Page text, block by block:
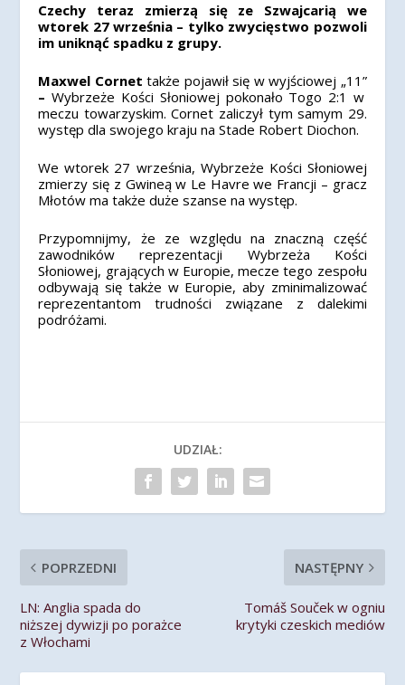
Czechy teraz zmierzą się ze Szwajcarią we
wtorek 27 września – tylko zwycięstwo pozwoli
im uniknąć spadku z grupy.
Maxwel Cornettakże pojawił się w wyjściowej „11”
– Wybrzeże Kości Słoniowej pokonało Togo 2:1 w
meczu towarzyskim. Cornet zaliczył tym samym 29.
występ dla swojego kraju na Stade Robert Diochon.
We wtorek 27 września, Wybrzeże Kości Słoniowej
zmierzy się z Gwineą w Le Havre we Francji – gracz
Młotów ma także duże szanse na występ.
Przypomnijmy, że ze względu na znaczną część
zawodników reprezentacji Wybrzeża Kości
Słoniowej, grających w Europie, mecze tego zespołu
odbywają się także w Europie, aby zminimalizować
reprezentantom trudności związane z dalekimi
podróżami.
UDZIAŁ:
POPRZEDNI
LN: Anglia spada do
niższej dywizji po porażce
z Włochami
NASTĘPNY
Tomáš Souček w ogniu
krytyki czeskich mediów